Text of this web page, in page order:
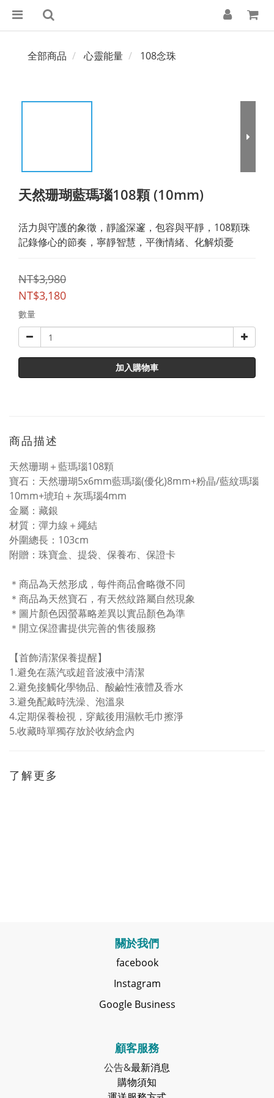
全部商品 心靈能量 108念珠
天然珊瑚藍瑪瑙108顆 (10mm)
活力與守護的象徵，靜謐深邃，包容與平靜，108顆珠
記錄修心的節奏，寧靜智慧，平衡情緒、化解煩憂
NT$3,980
NT$3,180
數量
加入購物車
商品描述
天然珊瑚＋藍瑪瑙108顆
寶石：天然珊瑚5x6mm藍瑪瑙(優化)8mm+粉晶/藍紋瑪瑙
10mm+琥珀＋灰瑪瑙4mm
金屬：藏銀
材質：彈力線＋繩結
外圍總長：103cm
附贈：珠寶盒、提袋、保養布、保證卡
＊商品為天然形成，每件商品會略微不同
＊商品為天然寶石，有天然紋路屬自然現象
＊圖片顏色因螢幕略差異以實品顏色為準
＊開立保證書提供完善的售後服務
【首飾清潔保養提醒】
1.避免在蒸汽或超音波液中清潔
2.避免接觸化學物品、酸鹼性液體及香水
3.避免配戴時洗澡、泡溫泉
4.定期保養檢視，穿戴後用濕軟毛巾擦淨
5.收藏時單獨存放於收納盒內
了解更多
關於我們
facebook
Instagram
Google Business
顧客服務
公告&最新消息
購物須知